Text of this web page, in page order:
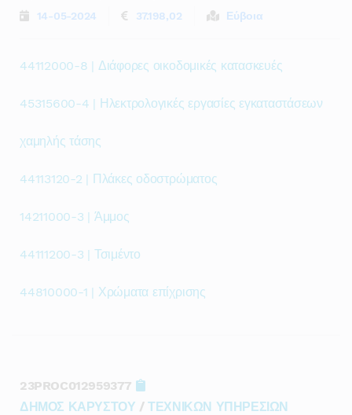
14-05-2024 37.198,02 Εύβοια
44112000-8 | Διάφορες οικοδομικές κατασκευές
45315600-4 | Ηλεκτρολογικές εργασίες εγκαταστάσεων
χαμηλής τάσης
44113120-2 | Πλάκες οδοστρώματος
14211000-3 | Άμμος
44111200-3 | Τσιμέντο
44810000-1 | Χρώματα επίχρισης
23PROC012959377
ΔΗΜΟΣ ΚΑΡΥΣΤΟΥ /ΤΕΧΝΙΚΩΝ ΥΠΗΡΕΣΙΩΝ